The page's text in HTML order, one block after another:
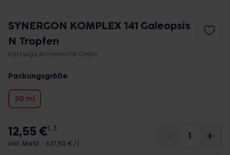
SYNERGON KOMPLEX 141 Galeopsis
N Tropfen
Kattwiga Arzneimittel GmbH
Packungsgröße
20 ml
12,55 €1, 3
inkl. MwSt. • 627,50 € / l